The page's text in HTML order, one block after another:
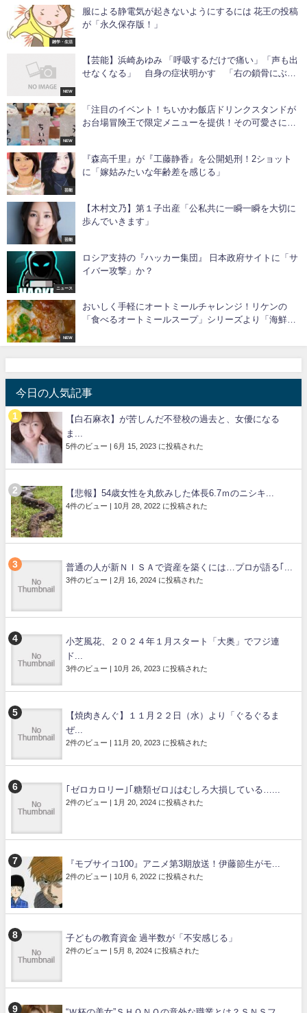
雑学・生活
服による静電気が起きないようにするには 花王の投稿
が「永久保存版！」
NEW
【芸能】浜崎あゆみ 「呼吸するだけで痛い」「声も出
せなくなる」 自身の症状明かす 「右の鎖骨にぶっ
NEW
「注目のイベント！ちいかわ飯店ドリンクスタンドが
お台場冒険王で限定メニューを提供！その可愛さにフ
芸能
『森高千里』が『工藤静香』を公開処刑！2ショット
に「嫁姑みたいな年齢差を感じる」
芸能
【木村文乃】第１子出産「公私共に一瞬一瞬を大切に
歩んでいきます」
ニュース
ロシア支持の『ハッカー集団』 日本政府サイトに「サ
イバー攻撃」か？
NEW
おいしく手軽にオートミールチャレンジ！リケンの
「食べるオートミールスープ」シリーズより「海鮮の
今日の人気記事
【白石麻衣】が苦しんだ不登校の過去と、女優になる
ま...
5件のビュー 6月 15, 2023 に投稿された
【悲報】54歳女性を丸飲みした体長6.7ｍのニシキ...
4件のビュー 10月 28, 2022 に投稿された
普通の人が新ＮＩＳＡで資産を築くには…プロが語る｢...
3件のビュー 2月 16, 2024 に投稿された
小芝風花、２０２４年１月スタート「大奥」でフジ連
ド...
3件のビュー 10月 26, 2023 に投稿された
【焼肉きんぐ】１１月２２日（水）より「ぐるぐるま
ぜ...
2件のビュー 11月 20, 2023 に投稿された
｢ゼロカロリー｣｢糖類ゼロ｣はむしろ大損している…...
2件のビュー 1月 20, 2024 に投稿された
『モブサイコ100』アニメ第3期放送！伊藤節生がモ...
2件のビュー 10月 6, 2022 に投稿された
子どもの教育資金 過半数が「不安感じる」
2件のビュー 5月 8, 2024 に投稿された